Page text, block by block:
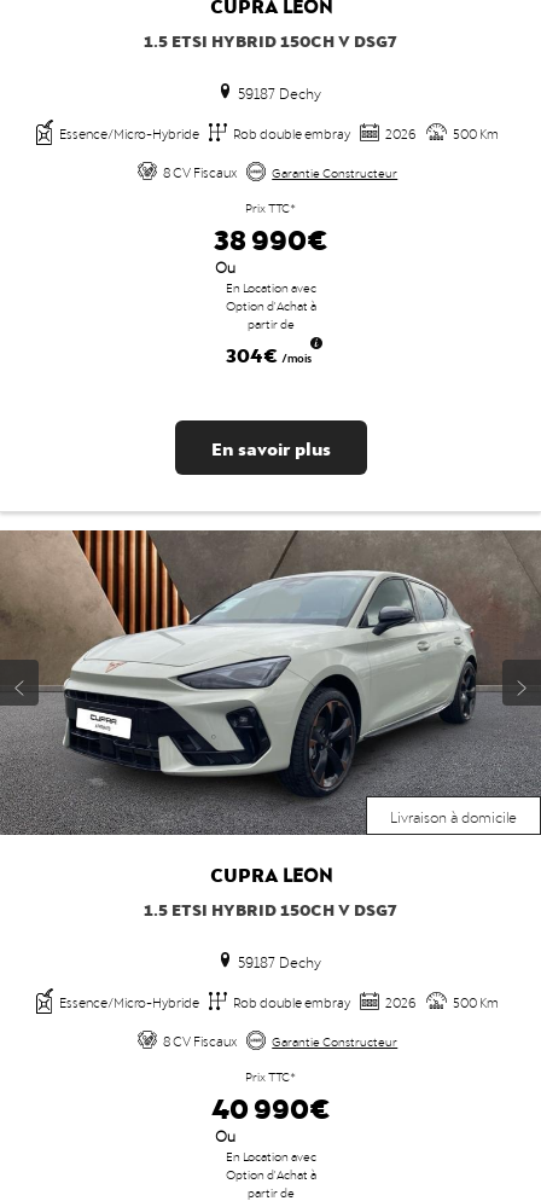
1.5 ETSI HYBRID 150CH V DSG7
59187 Dechy
Essence/Micro-Hybride Rob double embray 2026
500 Km
8 CV Fiscaux
Garantie Constructeur
Prix TTC*
38 990€
Ou
En Location avec
Option d'Achat à
partir de
304€ /mois
En savoir plus
Livraison à domicile
CUPRA LEON
1.5 ETSI HYBRID 150CH V DSG7
59187 Dechy
Essence/Micro-Hybride Rob double embray 2026
500 Km
8 CV Fiscaux
Garantie Constructeur
Prix TTC*
40 990€
Ou
En Location avec
Option d'Achat à
partir de